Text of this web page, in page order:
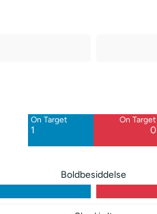
On Target
1
On Target
0
Boldbesiddelse